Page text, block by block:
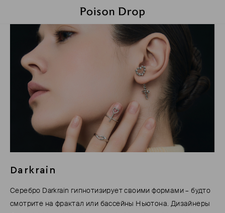
Darkrain
Серебро Darkrain гипнотизирует своими формами – будто
смотрите на фрактал или бассейны Ньютона. Дизайнеры